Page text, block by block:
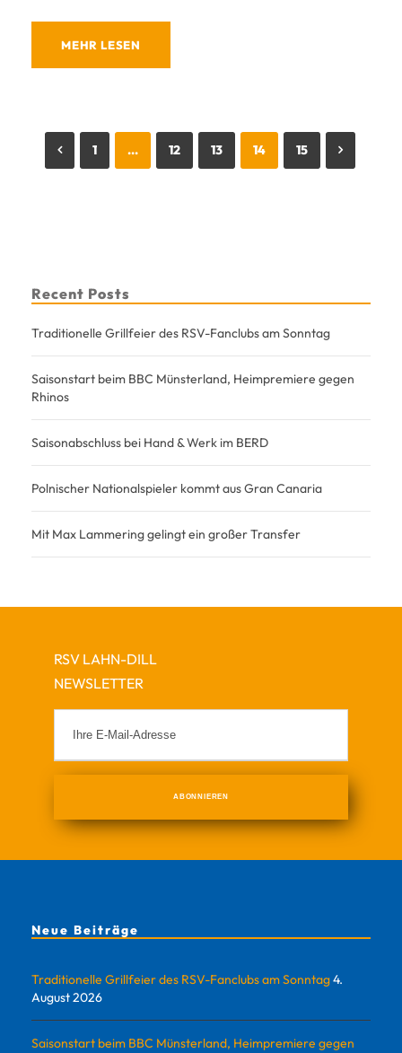
MEHR LESEN
1 … 12 13 14 15
Recent Posts
Traditionelle Grillfeier des RSV-Fanclubs am Sonntag
Saisonstart beim BBC Münsterland, Heimpremiere gegen
Rhinos
Saisonabschluss bei Hand & Werk im BERD
Polnischer Nationalspieler kommt aus Gran Canaria
Mit Max Lammering gelingt ein großer Transfer
RSV LAHN-DILL
NEWSLETTER
Neue Beiträge
Traditionelle Grillfeier des RSV-Fanclubs am Sonntag4.
August 2026
Saisonstart beim BBC Münsterland, Heimpremiere gegen